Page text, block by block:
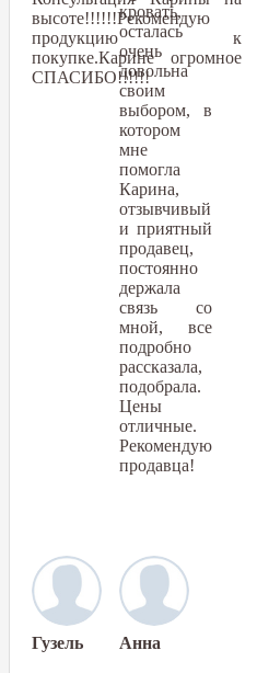
высоте!!!!!!Рекомендую
продукцию к
покупке.Карине огромное
СПАСИБО!!!!!!
кровать,
осталась
очень
довольна
своим
выбором, в
котором
мне
помогла
Карина,
отзывчивый
и приятный
продавец,
постоянно
держала
связь со
мной, все
подробно
рассказала,
подобрала.
Цены
отличные.
Рекомендую
продавца!
Гузель Анна